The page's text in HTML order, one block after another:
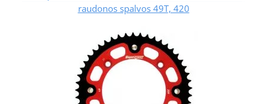
raudonos spalvos 49T, 420